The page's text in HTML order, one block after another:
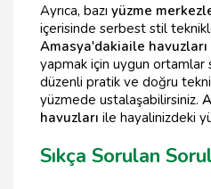
Ayrıca, bazı yüzme
içerisinde serbest stil
Amasya'dakiaile havuzları
yapmak için uygun ortamlar
düzenli pratik ve doğru
yüzmede ustalaşabilirsiniz.
havuzları ile hayalinizdeki
Sıkça Sorulan